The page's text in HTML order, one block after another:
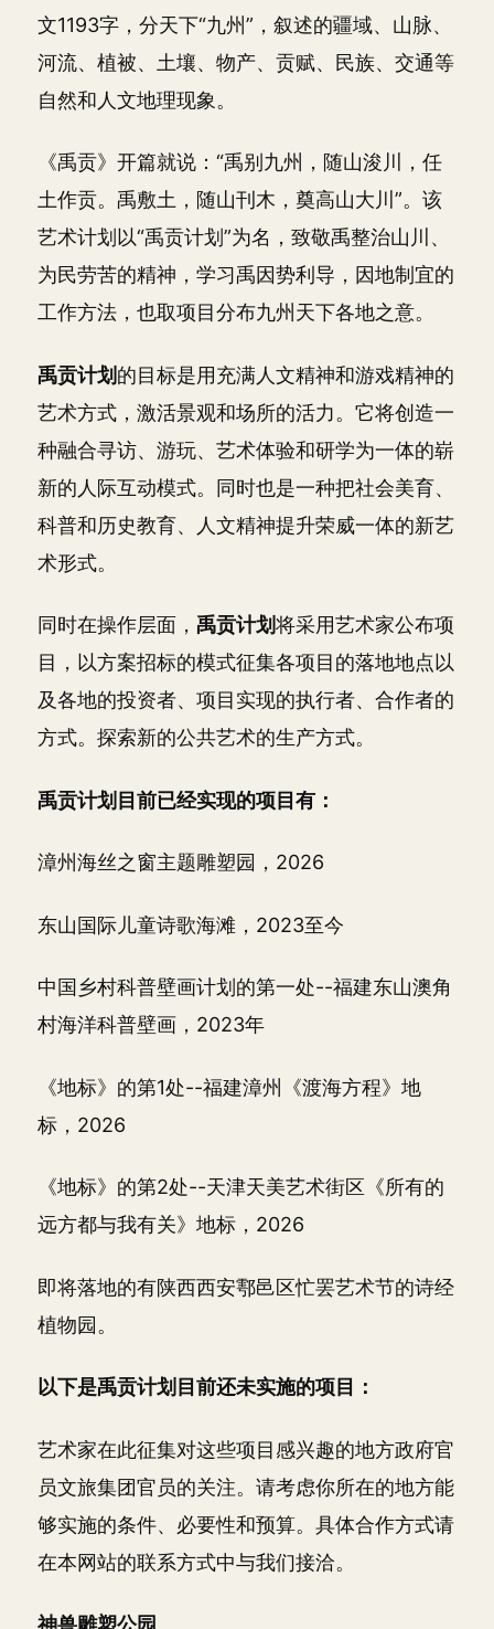
文1193字，分天下“九州”，叙述的疆域、山脉、
河流、植被、土壤、物产、贡赋、民族、交通等
自然和人文地理现象。
《禹贡》开篇就说：“禹别九州，随山浚川，任
土作贡。禹敷土，随山刊木，奠高山大川”。该
艺术计划以“禹贡计划”为名，致敬禹整治山川、
为民劳苦的精神，学习禹因势利导，因地制宜的
工作方法，也取项目分布九州天下各地之意。
禹贡计划的目标是用充满人文精神和游戏精神的
艺术方式，激活景观和场所的活力。它将创造一
种融合寻访、游玩、艺术体验和研学为一体的崭
新的人际互动模式。同时也是一种把社会美育、
科普和历史教育、人文精神提升荣威一体的新艺
术形式。
同时在操作层面， 禹贡计划将采用艺术家公布项
目，以方案招标的模式征集各项目的落地地点以
及各地的投资者、项目实现的执行者、合作者的
方式。探索新的公共艺术的生产方式。
禹贡计划目前已经实现的项目有：
漳州海丝之窗主题雕塑园，2026
东山国际儿童诗歌海滩，2023至今
中国乡村科普壁画计划的第一处--福建东山澳角
村海洋科普壁画，2023年
《地标》的第1处--福建漳州《渡海方程》地
标，2026
《地标》的第2处--天津天美艺术街区《所有的
远方都与我有关》地标，2026
即将落地的有陕西西安鄠邑区忙罢艺术节的诗经
植物园。
以下是禹贡计划目前还未实施的项目：
艺术家在此征集对这些项目感兴趣的地方政府官
员文旅集团官员的关注。请考虑你所在的地方能
够实施的条件、必要性和预算。具体合作方式请
在本网站的联系方式中与我们接洽。
神兽雕塑公园